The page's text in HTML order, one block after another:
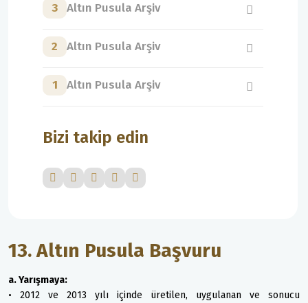
13. Altın Pusula Başvuru
a. Yarışmaya:
• 2012 ve 2013 yılı içinde üretilen, uygulanan ve sonucu
3 Altın Pusula Arşiv
2 Altın Pusula Arşiv
1 Altın Pusula Arşiv
Bizi takip edin